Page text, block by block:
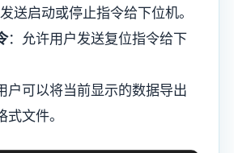
送启动或停止指令给下位机。
：允许用户发送复位指令给下
户可以将当前显示的数据导出
文件。